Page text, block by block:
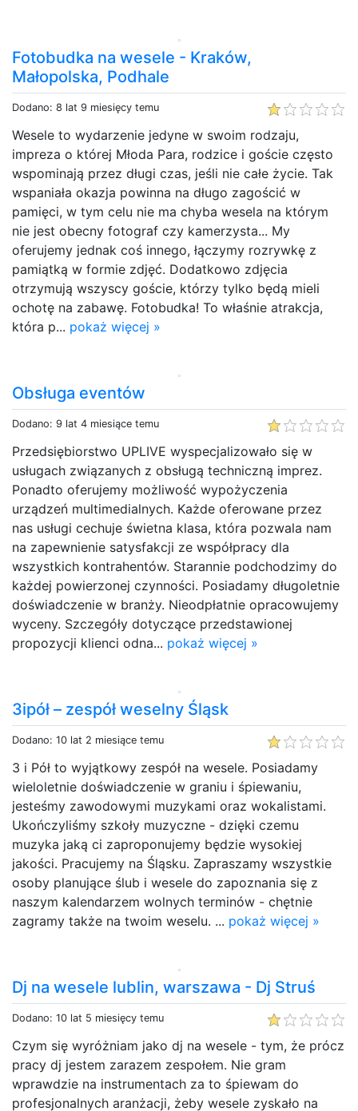
Fotobudka na wesele - Kraków,
Małopolska, Podhale
Dodano: 8 lat 9 miesięcy temu
Wesele to wydarzenie jedyne w swoim rodzaju,
impreza o której Młoda Para, rodzice i goście często
wspominają przez długi czas, jeśli nie całe życie. Tak
wspaniała okazja powinna na długo zagościć w
pamięci, w tym celu nie ma chyba wesela na którym
nie jest obecny fotograf czy kamerzysta... My
oferujemy jednak coś innego, łączymy rozrywkę z
pamiątką w formie zdjęć. Dodatkowo zdjęcia
otrzymują wszyscy goście, którzy tylko będą mieli
ochotę na zabawę. Fotobudka! To właśnie atrakcja,
która p... pokaż więcej »
Obsługa eventów
Dodano: 9 lat 4 miesiące temu
Przedsiębiorstwo UPLIVE wyspecjalizowało się w
usługach związanych z obsługą techniczną imprez.
Ponadto oferujemy możliwość wypożyczenia
urządzeń multimedialnych. Każde oferowane przez
nas usługi cechuje świetna klasa, która pozwala nam
na zapewnienie satysfakcji ze współpracy dla
wszystkich kontrahentów. Starannie podchodzimy do
każdej powierzonej czynności. Posiadamy długoletnie
doświadczenie w branży. Nieodpłatnie opracowujemy
wyceny. Szczegóły dotyczące przedstawionej
propozycji klienci odna... pokaż więcej »
3ipół – zespół weselny Śląsk
Dodano: 10 lat 2 miesiące temu
3 i Pół to wyjątkowy zespół na wesele. Posiadamy
wieloletnie doświadczenie w graniu i śpiewaniu,
jesteśmy zawodowymi muzykami oraz wokalistami.
Ukończyliśmy szkoły muzyczne - dzięki czemu
muzyka jaką ci zaproponujemy będzie wysokiej
jakości. Pracujemy na Śląsku. Zapraszamy wszystkie
osoby planujące ślub i wesele do zapoznania się z
naszym kalendarzem wolnych terminów - chętnie
zagramy także na twoim weselu. ... pokaż więcej »
Dj na wesele lublin, warszawa - Dj Struś
Dodano: 10 lat 5 miesięcy temu
Czym się wyróżniam jako dj na wesele - tym, że prócz
pracy dj jestem zarazem zespołem. Nie gram
wprawdzie na instrumentach za to śpiewam do
profesjonalnych aranżacji, żeby wesele zyskało na